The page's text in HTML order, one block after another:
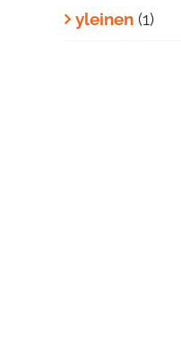
yleinen (1)